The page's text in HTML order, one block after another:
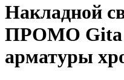
Накладной
ПРОМО Gita
арматуры